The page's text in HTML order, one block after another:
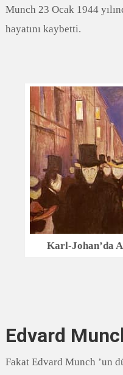
Munch 23 Ocak 1944
hayatını kaybetti.
Karl-Johan’da
Edvard
Fakat Edvard Munch ’un